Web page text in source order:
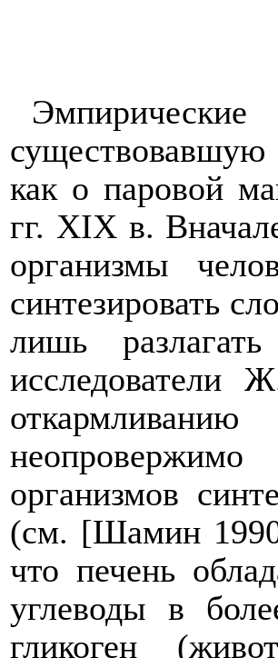
существовавшую
как о паровой
гг. XIX в.
организмы
синтезировать
лишь
организмов
(см. [Шамин
что печень
углеводы в
гликоген